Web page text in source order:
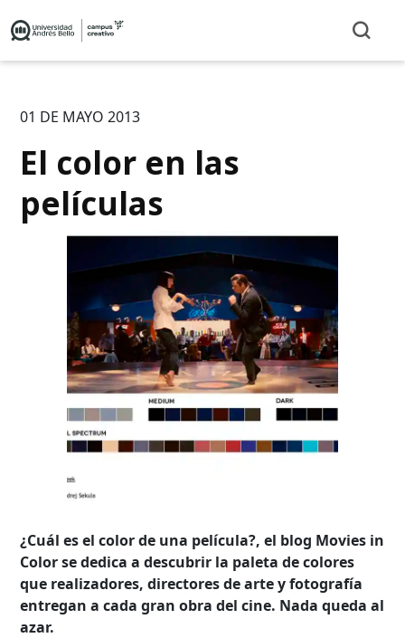
01 DE MAYO 2013
El color en las
películas
¿Cuál es el color de una película?, el blog Movies in
Color se dedica a descubrir la paleta de colores
que realizadores, directores de arte y fotografía
entregan a cada gran obra del cine. Nada queda al
azar.